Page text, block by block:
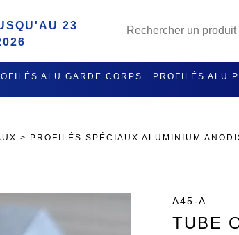
23
ALU GARDE CORPS PROFILÉS ALU
> PROFILÉS SPÉCIAUX ALUMINIUM
A45-A
TUBE